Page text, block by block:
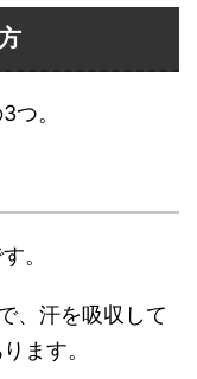
つ。
。
、汗を吸収して
ます。